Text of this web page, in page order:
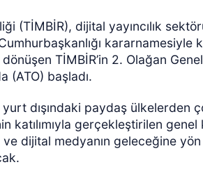
(TİMBİR), dijital yayıncılık
kararnamesiyle
TİMBİR’in 2. Olağan
(ATO) başladı.
dışındaki paydaş ülkelerden
katılımıyla gerçekleştirilen
dijital medyanın geleceğine